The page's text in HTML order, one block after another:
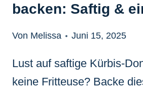
backen: Saftig &
Von Melissa Juni 15, 2025
Lust auf saftige Kürbis-
keine Fritteuse? Backe